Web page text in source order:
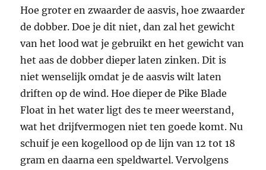
Hoe groter en zwaarder de aasvis, hoe zwaarder
de dobber. Doe je dit niet, dan zal het gewicht
van het lood wat je gebruikt en het gewicht van
het aas de dobber dieper laten zinken. Dit is
niet wenselijk omdat je de aasvis wilt laten
driften op de wind. Hoe dieper de Pike Blade
Float in het water ligt des te meer weerstand,
wat het drijfvermogen niet ten goede komt. Nu
schuif je een kogellood op de lijn van 12 tot 18
gram en daarna een speldwartel. Vervolgens